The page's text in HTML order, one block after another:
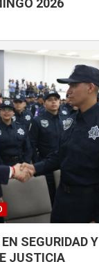
2026
SEGURIDAD Y
JUSTICIA